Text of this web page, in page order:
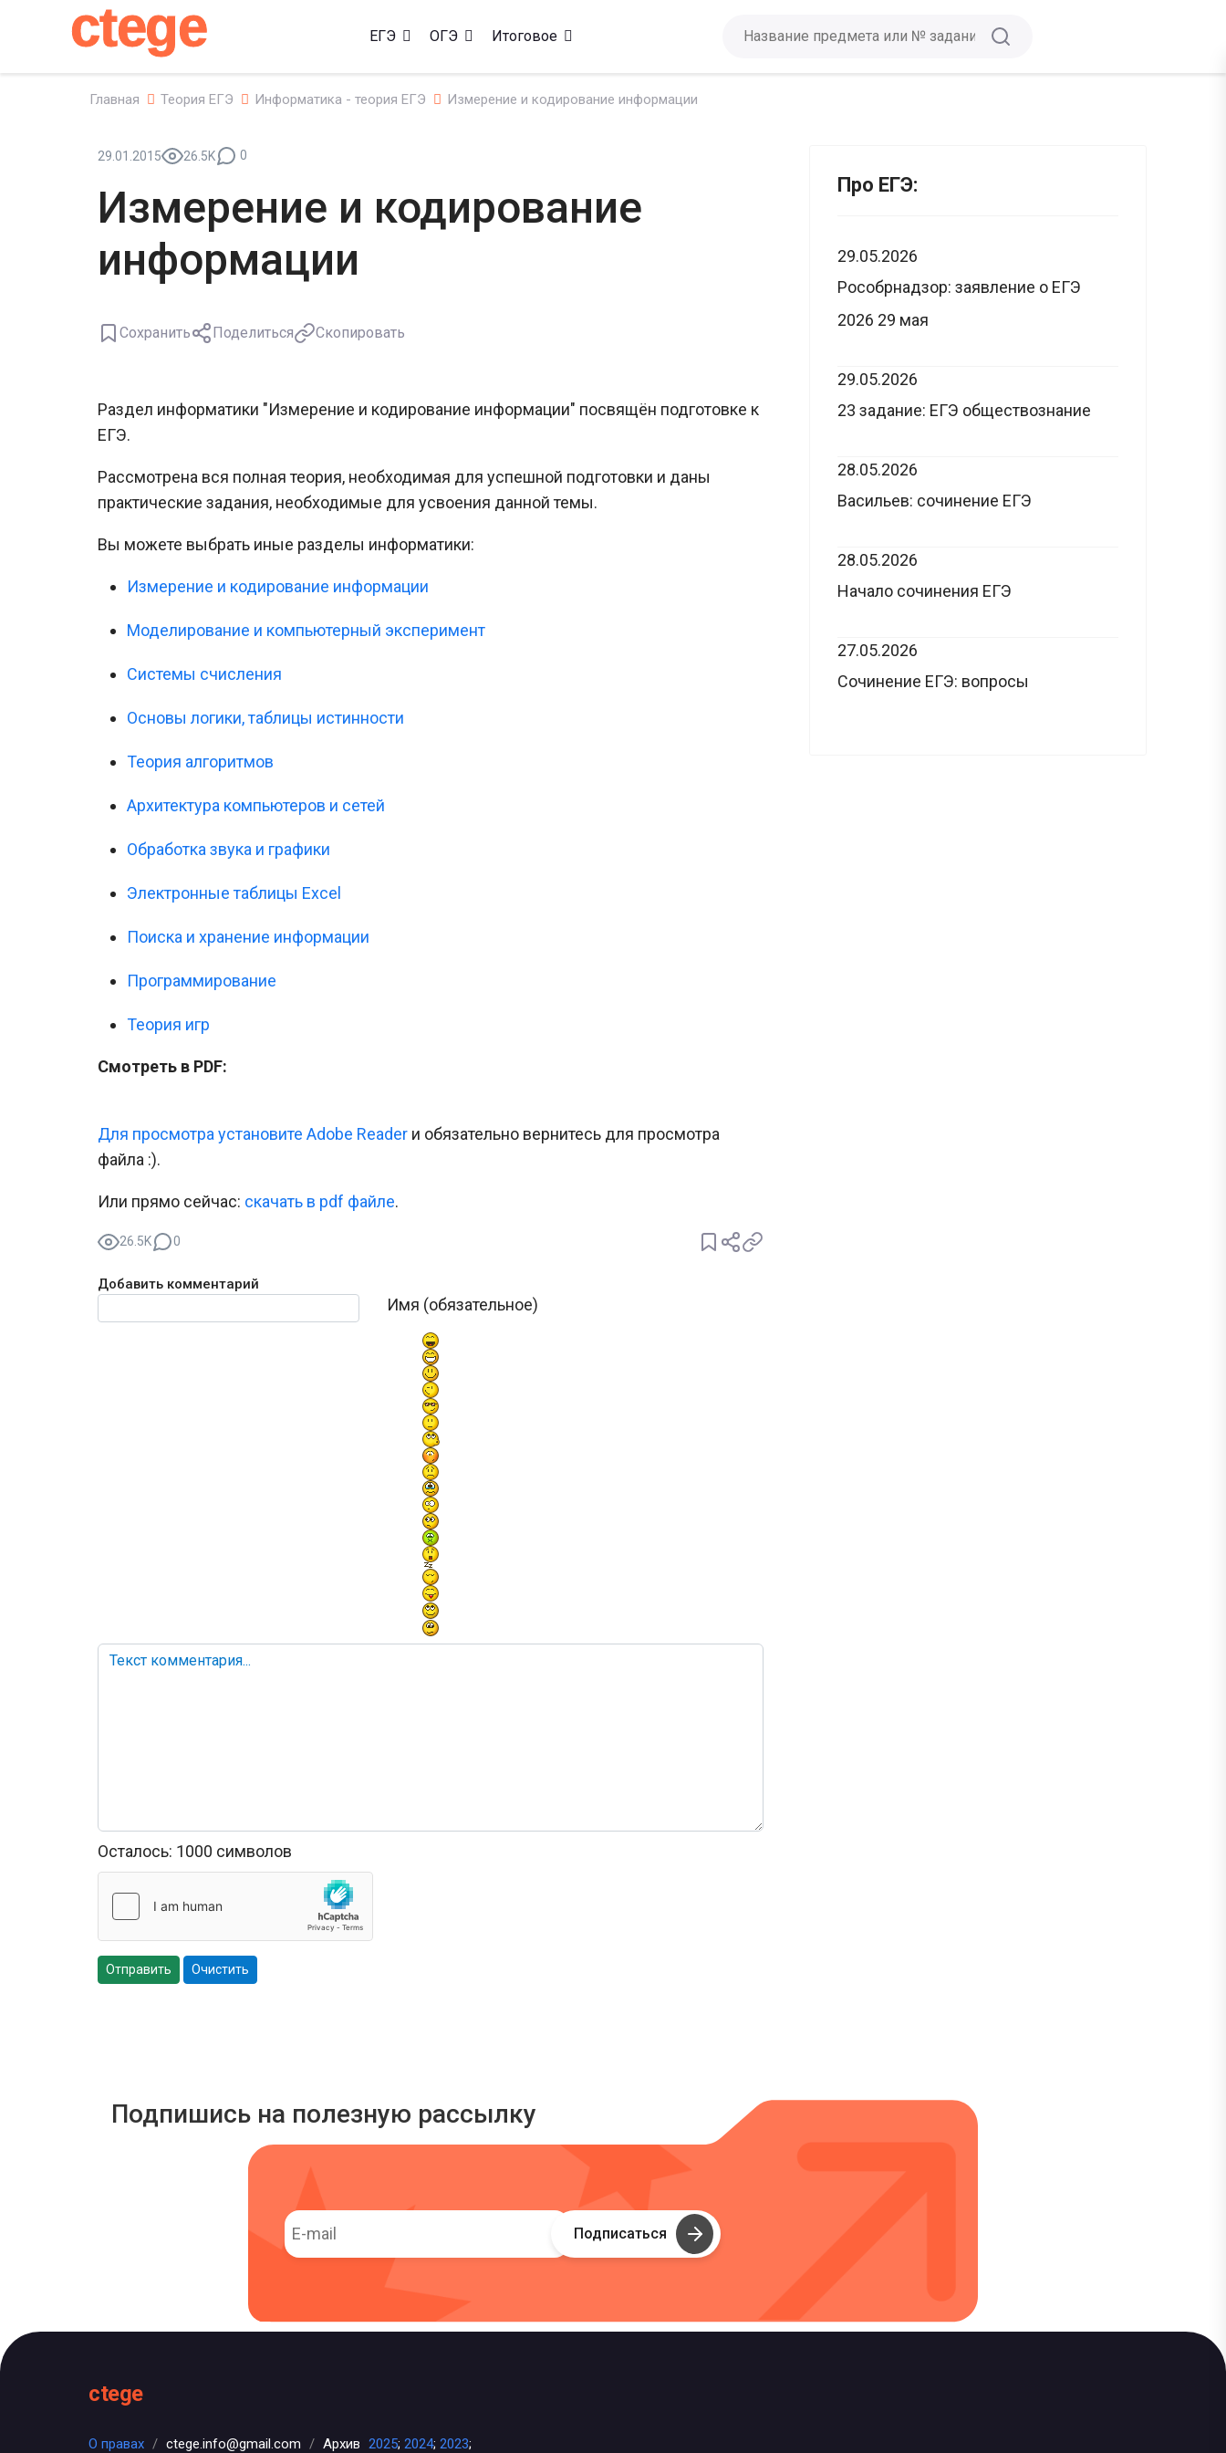
ctege ЕГЭ ОГЭ Итоговое
Главная Теория ЕГЭ Информатика - теория ЕГЭ Измерение и кодирование информации
29.01.2015 26.5K 0
Измерение и кодирование
информации
Сохранить Поделиться Скопировать
Раздел информатики "Измерение и кодирование информации" посвящён подготовке к
ЕГЭ.
Рассмотрена вся полная теория, необходимая для успешной подготовки и даны
практические задания, необходимые для усвоения данной темы.
Вы можете выбрать иные разделы информатики:
Измерение и кодирование информации
Моделирование и компьютерный эксперимент
Системы счисления
Основы логики, таблицы истинности
Теория алгоритмов
Архитектура компьютеров и сетей
Обработка звука и графики
Электронные таблицы Excel
Поиска и хранение информации
Программирование
Теория игр
Смотреть в PDF:
Для просмотра установите Adobe Reader и обязательно вернитесь для просмотра
файла :).
Или прямо сейчас: cкачать в pdf файле.
26.5K 0
Добавить комментарий
Имя (обязательное)
Текст комментария
Осталось: 1000 символов
Отправить Очистить
Про ЕГЭ:
29.05.2026
Рособрнадзор: заявление о ЕГЭ
2026 29 мая
29.05.2026
23 задание: ЕГЭ обществознание
28.05.2026
Васильев: сочинение ЕГЭ
28.05.2026
Начало сочинения ЕГЭ
27.05.2026
Сочинение ЕГЭ: вопросы
Подпишись на полезную рассылку
Подписаться
ctege
О правах / ctege.info@gmail.com / Архив 2025; 2024; 2023;